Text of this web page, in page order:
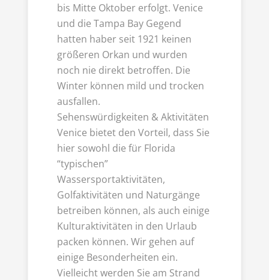
bis Mitte Oktober erfolgt. Venice
und die Tampa Bay Gegend
hatten haber seit 1921 keinen
größeren Orkan und wurden
noch nie direkt betroffen. Die
Winter können mild und trocken
ausfallen.
Sehenswürdigkeiten & Aktivitäten
Venice bietet den Vorteil, dass Sie
hier sowohl die für Florida
“typischen”
Wassersportaktivitäten,
Golfaktivitäten und Naturgänge
betreiben können, als auch einige
Kulturaktivitäten in den Urlaub
packen können. Wir gehen auf
einige Besonderheiten ein.
Vielleicht werden Sie am Strand